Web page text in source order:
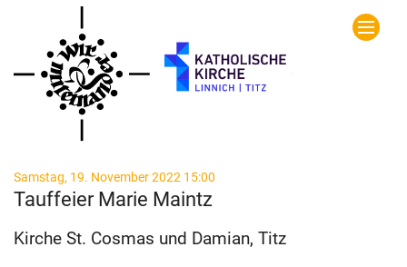
Zum Inhalt springen
Samstag, 19. November 2022 15:00
Tauffeier Marie Maintz
Kirche St. Cosmas und Damian, Titz